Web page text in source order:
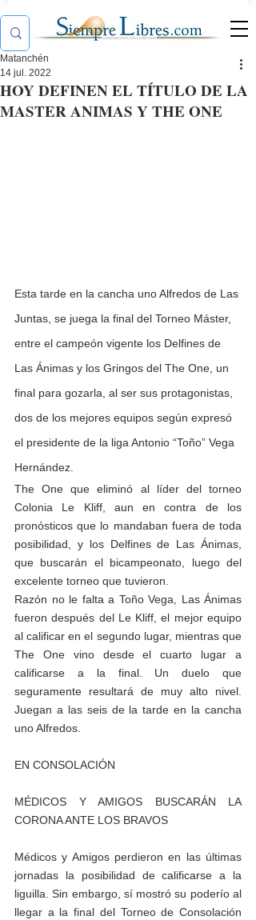
HOY DEFINEN EL TÍTULO DE LA
MASTER ANIMAS Y THE ONE
Matanchén
14 jul. 2022
Esta tarde en la cancha uno Alfredos de Las
Juntas, se juega la final del Torneo Máster,
entre el campeón vigente los Delfines de
Las Ánimas y los Gringos del The One, un
final para gozarla, al ser sus protagonistas,
dos de los mejores equipos según expresó
el presidente de la liga Antonio “Toño” Vega
Hernández.
The One que eliminó al líder del torneo
Colonia Le Kliff, aun en contra de los
pronósticos que lo mandaban fuera de toda
posibilidad, y los Delfines de Las Ánimas,
que buscarán el bicampeonato, luego del
excelente torneo que tuvieron.
Razón no le falta a Toño Vega, Las Ánimas
fueron después del Le Kliff, el mejor equipo
al calificar en el segundo lugar, mientras que
The One vino desde el cuarto lugar a
calificarse a la final. Un duelo que
seguramente resultará de muy alto nivel.
Juegan a las seis de la tarde en la cancha
uno Alfredos.
EN CONSOLACIÓN
MÉDICOS Y AMIGOS BUSCARÁN LA
CORONA ANTE LOS BRAVOS
Médicos y Amigos perdieron en las últimas
jornadas la posibilidad de calificarse a la
liguilla. Sin embargo, sí mostró su poderío al
llegar a la final del Torneo de Consolación